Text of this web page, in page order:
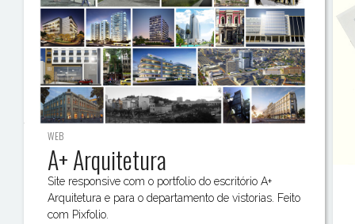
WEB
A+ Arquitetura
Site responsive com o portfolio do escritório A+
Arquitetura e para o departamento de vistorias. Feito
com Pixfolio.